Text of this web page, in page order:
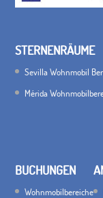
STERNENRÄUME
Sevilla Wohnmobil
Mérida
BUCHUNGEN
Wohnmobilbereiche